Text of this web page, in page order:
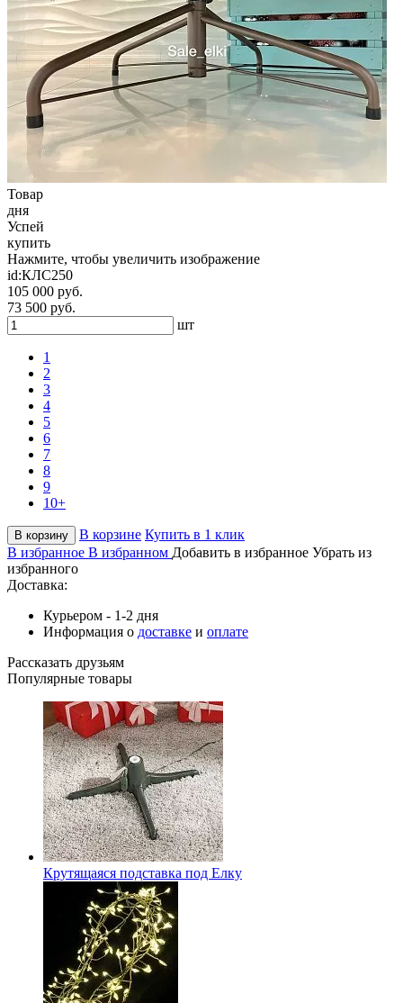
Товар
дня
Успей
купить
Нажмите, чтобы увеличить изображение
id:КЛС250
105 000 руб.
73 500 руб.
шт
1
2
3
4
5
6
7
8
9
10+
В корзину В корзине Купить в 1 клик
В избранное В избранном Добавить в избранное Убрать из
избранного
Доставка:
Курьером - 1-2 дня
Информация о доставке и оплате
Рассказать друзьям
Популярные товары
Крутящаяся подставка под Елку